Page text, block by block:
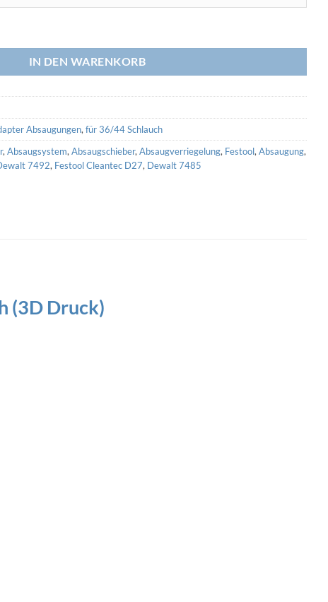
IN DEN WARENKORB
Absaugungen, für 36/44 Schlauch
, Absaugsystem, Absaugschieber, Absaugverriegelung, Festool, Absaugung,
7492, Festool Cleantec D27, Dewalt 7485
(3D Druck)